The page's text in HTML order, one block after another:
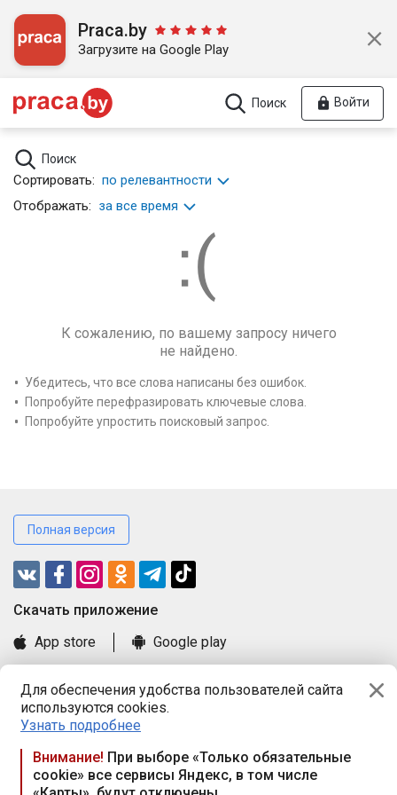
Для обеспечения удобства пользователей сайта
используются cookies.
Узнать подробнее
Внимание! При выборе «Только обязательные
cookie» все сервисы Яндекс, в том числе
Praca.by
Загрузите на Google Play
Поиск Войти
Поиск
Сортировать: по релевантности
Отображать: за все время
К сожалению, по вашему запросу ничего
не найдено.
Убедитесь, что все слова написаны без ошибок.
Попробуйте перефразировать ключевые слова.
Попробуйте упростить поисковый запрос.
Полная версия
Cкачать приложение
App store
Google play
Книга замечаний и предложений
Правила и документы
Praca.by © 2000—2026, ООО «ПРАЦА БАЙ»
Республика Беларусь, 220114, г. Минск, пр-т Независимости
117а, пом. № 9.